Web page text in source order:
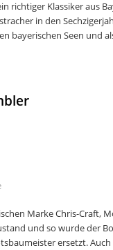
richtiger Klassiker aus
in den
bayerischen Seen und
Marke Chris-Craft,
und so wurde der
ersetzt.